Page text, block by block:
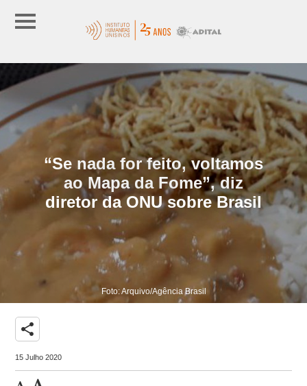
“Se nada for feito, voltamos
ao Mapa da Fome”, diz
diretor da ONU sobre Brasil
Foto: Arquivo/Agência Brasil
share
15 Julho 2020